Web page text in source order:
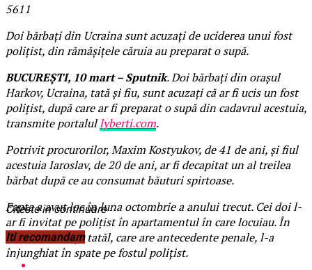
5611
Doi bărbați din Ucraina sunt acuzați de uciderea unui fost
polițist, din rămășițele căruia au preparat o supă.
BUCUREȘTI, 10 mart – Sputnik. Doi bărbați din orașul
Harkov, Ucraina, tată și fiu, sunt acuzați că ar fi ucis un fost
polițist, după care ar fi preparat o supă din cadavrul acestuia,
transmite portalullyberti.com.
Potrivit procurorilor, Maxim Kostyukov, de 41 de ani, și fiul
acestuia Iaroslav, de 20 de ani, ar fi decapitat un al treilea
bărbat după ce au consumat băuturi spirtoase.
Fapta a avut loc în luna octombrie a anului trecut. Cei doi l-
ar fi invitat pe polițist în apartamentul în care locuiau. În
urma unei cerți, tatăl, care are antecedente penale, l-a
înjunghiat în spate pe fostul polițist.
Citeste in continuare
Iti recomandam